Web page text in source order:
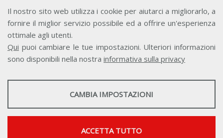
Il nostro sito web utilizza i cookie per aiutarci a migliorarlo, a
fornire il miglior servizio possibile ed a offrire un'esperienza
ottimale agli utenti.
Qui puoi cambiare le tue impostazioni. Ulteriori informazioni
sono disponibili nella nostra informativa sulla privacy
STATISTICHE
Mostra maggiori informazioni
CAMBIA IMPOSTAZIONI
ACCETTA TUTTO
Accesso Aderenti
Accesso Consulta
Accesso Team
Contatti Privacy Trasparenza Credits